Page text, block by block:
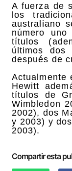
A fuerza de
los
australiano
número
títulos
últimos dos
después de
Actualmente
Hewitt
títulos de
Wimbledon
2002), dos
y 2003) y
2003).
Compartir esta